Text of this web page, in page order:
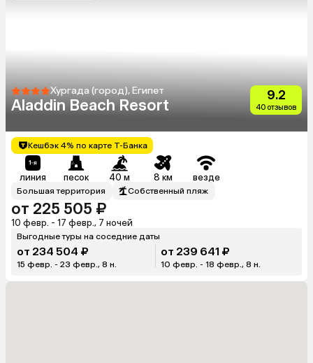
Хургада (город), Египет
Aladdin Beach Resort
9.2
40 отзывов
Кешбэк 4% по карте Т-Банка
линия песок 40 м 8 км везде
Большая территория Собственный пляж
от 225 505 ₽
10 февр. - 17 февр., 7 ночей
Выгодные туры на соседние даты
от 234 504 ₽
15 февр. - 23 февр., 8 н.
от 239 641 ₽
10 февр. - 18 февр., 8 н.